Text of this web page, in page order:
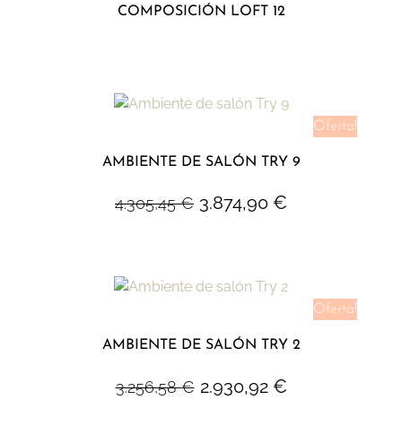
COMPOSICIÓN LOFT 12
Oferta!
AMBIENTE DE SALÓN TRY 9
4.305,45€ 3.874,90 €
Oferta!
AMBIENTE DE SALÓN TRY 2
3.256,58€ 2.930,92 €